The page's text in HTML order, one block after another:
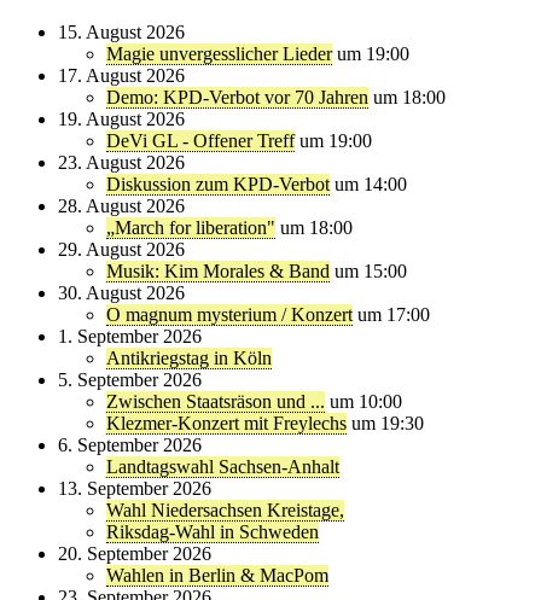
15. August 2026
Magie unvergesslicher Lieder um 19:00
17. August 2026
Demo: KPD-Verbot vor 70 Jahren um 18:00
19. August 2026
DeVi GL - Offener Treff um 19:00
23. August 2026
Diskussion zum KPD-Verbot um 14:00
28. August 2026
„March for liberation" um 18:00
29. August 2026
Musik: Kim Morales & Band um 15:00
30. August 2026
O magnum mysterium / Konzert um 17:00
1. September 2026
Antikriegstag in Köln
5. September 2026
Zwischen Staatsräson und ... um 10:00
Klezmer-Konzert mit Freylechs um 19:30
6. September 2026
Landtagswahl Sachsen-Anhalt
13. September 2026
Wahl Niedersachsen Kreistage,
Riksdag-Wahl in Schweden
20. September 2026
Wahlen in Berlin & MacPom